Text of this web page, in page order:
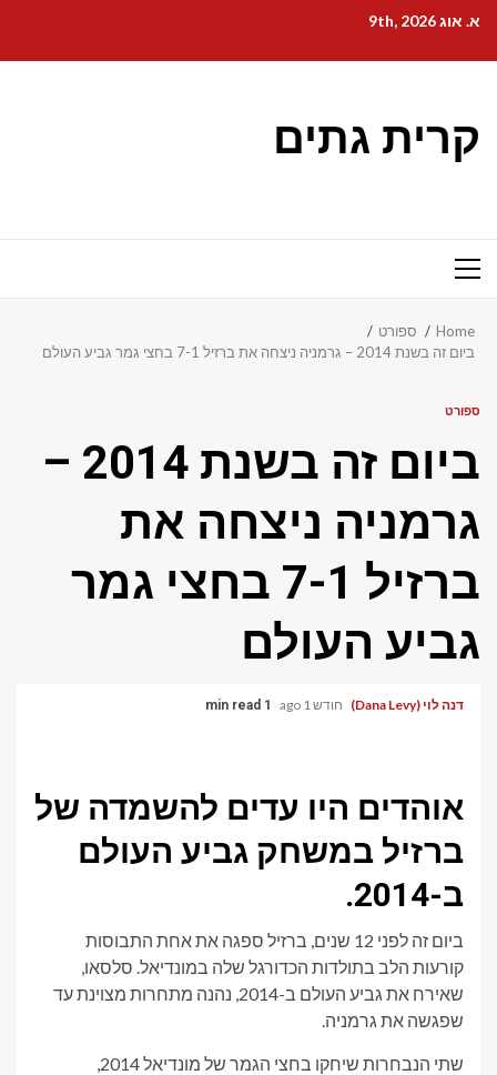
content
א. אוג 9th, 2026
קרית גתים
Primary
Home
ספורט
ביום זה בשנת 2014 – גרמניה ניצחה את ברזיל 7-1 בחצי גמר גביע העולם
ספורט
ביום זה בשנת 2014 –
גרמניה ניצחה את
ברזיל 7-1 בחצי גמר
גביע העולם
דנה לוי (Dana Levy) חודש 1 ago 1 min read
אוהדים היו עדים להשמדה של
ברזיל במשחק גביע העולם
ב-2014.
ביום זה לפני 12 שנים, ברזיל ספגה את אחת התבוסות
קורעות הלב בתולדות הכדורגל שלה במונדיאל. סלסאו,
שאירח את גביע העולם ב-2014, נהנה מתחרות מצוינת עד
שפגשה את גרמניה.
שתי הנבחרות שיחקו בחצי הגמר של מונדיאל 2014,